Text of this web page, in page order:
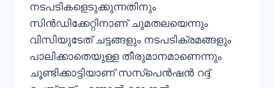
നടപടികളെടുക്കുന്നതിനും
സിൻഡിക്കേറ്റിനാണ് ചുമതലയെന്നും
വിസിയുടേത് ചട്ടങ്ങളും നടപടിക്രമങ്ങളും
പാലിക്കാതെയുള്ള തീരുമാനമാണെന്നും
ചൂണ്ടിക്കാട്ടിയാണ് സസ്പെൻഷൻ റദ്ദ്